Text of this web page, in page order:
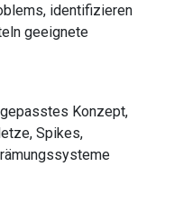
identifizieren
geeignete
Konzept,
Spikes,